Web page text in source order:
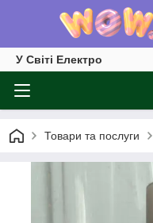
У Світі Електро
Товари та послуги